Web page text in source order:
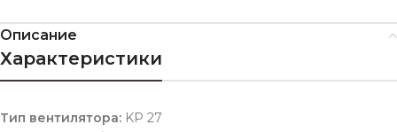
Описание
Характеристики
Тип вентилятора: KP 27